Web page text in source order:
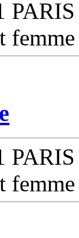
PARIS
PARIS